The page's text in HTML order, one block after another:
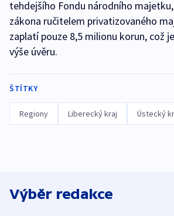
tehdejšího Fondu národního
zákona ručitelem privatizovaného
zaplatí pouze 8,5 milionu korun, což
výše úvěru.
ŠTÍTKY
Regiony Liberecký kraj Ústecký
Výběr redakce